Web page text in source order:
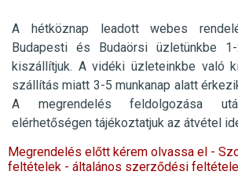
A hétköznap leadott webes
Budapesti és Budaörsi üzletünkbe
kiszállítjuk. A vidéki üzleteinkbe való
szállítás miatt 3-5 munkanap alatt
A megrendelés feldolgozása
elérhetőségen tájékoztatjuk az átvétel
Megrendelés előtt kérem olvassa el -
feltételek - általános szerződési